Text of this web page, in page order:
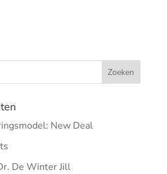
New Deal
De Winter Jill